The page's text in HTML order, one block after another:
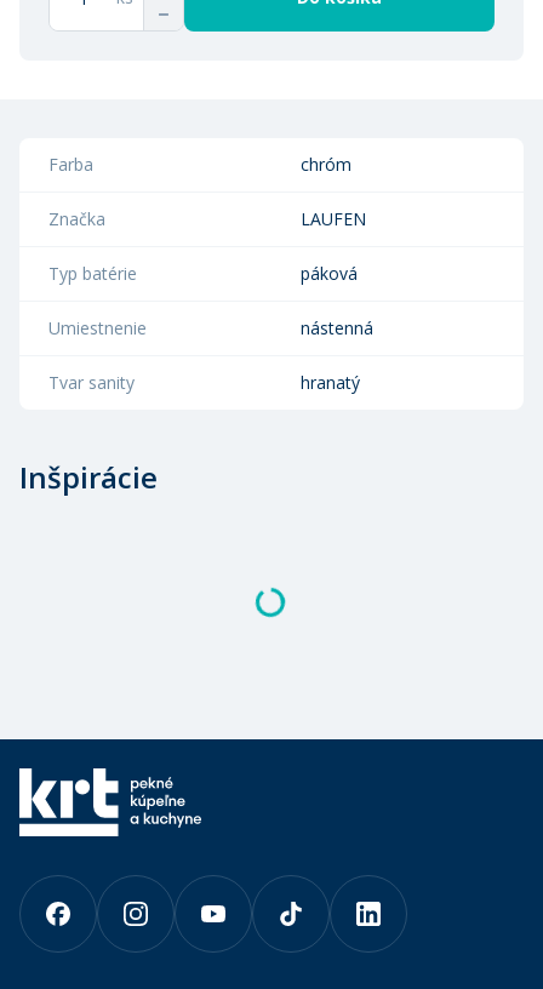
Farba chróm
Značka LAUFEN
Typ batérie páková
Umiestnenie nástenná
Tvar sanity hranatý
Inšpirácie